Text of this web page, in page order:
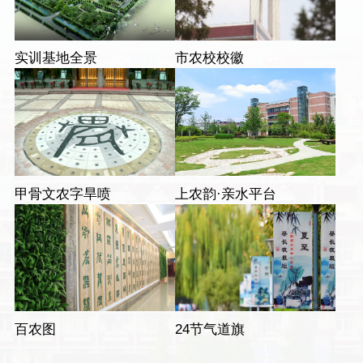
实训基地全景 市农校校徽
甲骨文农字旱喷 上农韵·亲水平台
百农图 24节气道旗